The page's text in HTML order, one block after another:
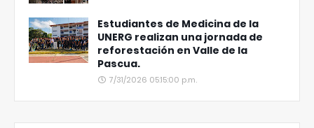
Estudiantes de Medicina de la
UNERG realizan una jornada de
reforestación en Valle de la
Pascua.
7/31/2026 05:15:00 p.m.